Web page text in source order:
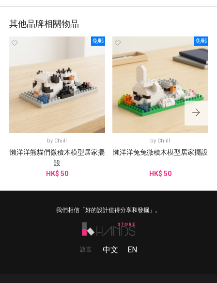
其他品牌相關物品
免郵
by Chiill
懶洋洋熊貓們微積木模型居家擺
設
HK$ 50
免郵
by Chiill
懶洋洋兔兔微積木模型居家擺設
HK$ 50
我們相信「好的設計值得分享和發掘」。
語言 中文 EN